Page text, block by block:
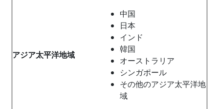
アジア太平洋地域
中国
日本
インド
韓国
オーストラリア
シンガポール
その他のアジア太平洋地
域